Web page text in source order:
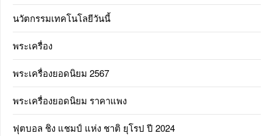
นวัตกรรมเทคโนโลยีวันนี้
พระเครื่อง
พระเครื่องยอดนิยม 2567
พระเครื่องยอดนิยม ราคาแพง
ฟุตบอล ชิง แชมป์ แห่ง ชาติ ยุโรป ปี 2024